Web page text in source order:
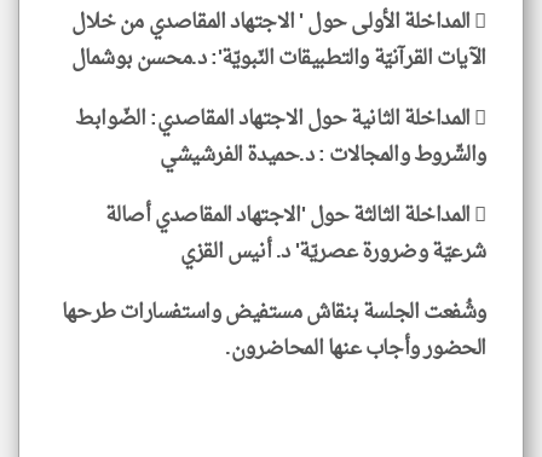
 المداخلة الأولى حول ' الاجتهاد المقاصدي من خلال
الآيات القرآنيّة والتطبيقات النّبويّة': د.محسن بوشمال
 المداخلة الثانية حول الاجتهاد المقاصدي: الضّوابط
والشّروط والمجالات : د.حميدة الفرشيشي
 المداخلة الثالثة حول 'الاجتهاد المقاصدي أصالة
شرعيّة وضرورة عصريّة' د. أنيس القزي
وشُفعت الجلسة بنقاش مستفيض واستفسارات طرحها
الحضور وأجاب عنها المحاضرون.